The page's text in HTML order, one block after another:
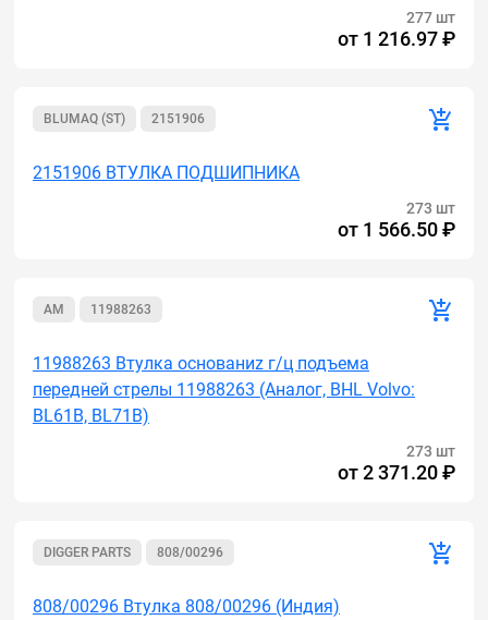
277 шт
от 1 216.97 ₽
BLUMAQ (ST) 2151906
2151906 ВТУЛКА ПОДШИПНИКА
273 шт
от 1 566.50 ₽
AM 11988263
11988263 Втулка основаниz г/ц подъема
передней стрелы 11988263 (Аналог, BHL Volvo:
BL61B, BL71B)
273 шт
от2 371.20 ₽
DIGGER PARTS 808/00296
808/00296 Втулка 808/00296 (Индия)